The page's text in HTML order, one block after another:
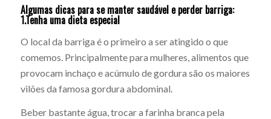
Algumas dicas para se manter saudável e perder barriga:
1.Tenha uma dieta especial
O local da barriga é o primeiro a ser atingido o que
comemos. Principalmente para mulheres, alimentos que
provocam inchaço e acúmulo de gordura são os maiores
vilões da famosa gordura abdominal.
Beber bastante água, trocar a farinha branca pela